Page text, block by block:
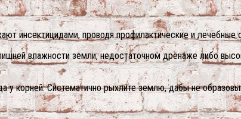
инсектицидами, проводя профилактические и лечебные
влажности земли, недостаточном дренаже либо
у корней. Систематично рыхлите землю, дабы не